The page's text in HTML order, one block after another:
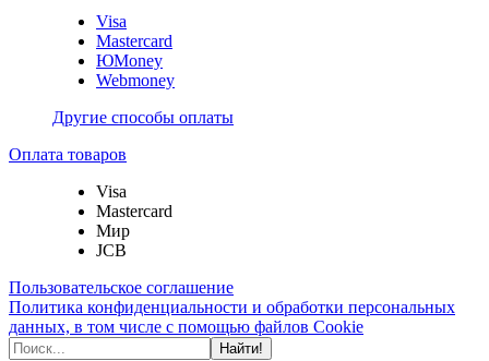
Visa
Mastercard
ЮMoney
Webmoney
Другие способы оплаты
Оплата товаров
Visa
Mastercard
Мир
JCB
Пользовательское соглашение
Политика конфиденциальности и обработки персональных
данных, в том числе с помощью файлов Cookie
Найти!